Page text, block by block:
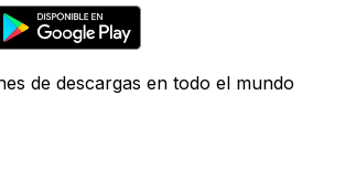
de descargas en todo el mundo